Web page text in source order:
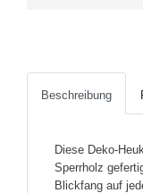
Beschreibung
Diese Deko-
Sperrholz
Blickfang auf